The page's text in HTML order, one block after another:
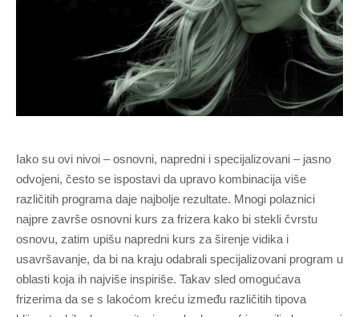
Iako su ovi nivoi – osnovni, napredni i specijalizovani – jasno
odvojeni, često se ispostavi da upravo kombinacija više
različitih programa daje najbolje rezultate. Mnogi polaznici
najpre završe osnovni kurs za frizera kako bi stekli čvrstu
osnovu, zatim upišu napredni kurs za širenje vidika i
usavršavanje, da bi na kraju odabrali specijalizovani program u
oblasti koja ih najviše inspiriše. Takav sled omogućava
frizerima da se s lakoćom kreću između različitih tipova